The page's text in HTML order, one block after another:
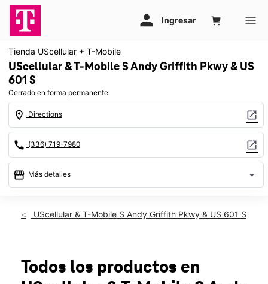
Tienda UScellular + T-Mobile
UScellular & T-Mobile S Andy Griffith Pkwy & US
601 S
Cerrado en forma permanente
location_on Directions open_in_new
call (336) 719-7980 open_in_new
storefront Más detalles arrow_drop_down
location_on
UScellular & T-Mobile S Andy Griffith Pkwy & US 601 S
Todos los productos en